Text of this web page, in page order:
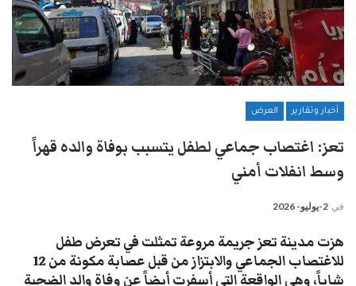
أخبار وتقارير العرض
تعز: اغتصاب جماعي لطفل يتسبب بوفاة والده قهراً
وسط انفلات أمني
في 2-يوليو- 2026
​هزت مدينة تعز جريمة مروعة تمثلت في تعرض طفل
للاغتصاب الجماعي والابتزاز من قبل عصابة مكونة من 12
شاباً، وهي الواقعة التي أسفرت أيضاً عن وفاة والد الضحية